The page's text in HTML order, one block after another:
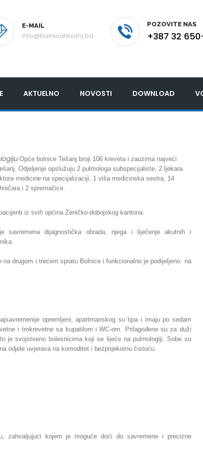
E-MAIL
info@bolnicatesanj.ba
POZOVITE NAS
+387 32
AKTUELNO NOVOSTI DOWNLOAD
Opće bolnice Tešanj broji 106 kreveta i zauzima najveći
Odjeljenje opslužuju 2 pulmologa subspecijaliste, 2 ljekara
medicine na specijalizaciji, 1 viša medicinska sestra, 14
i 2 spremačice.
iz svih općina Zeničko-dobojskog kantona.
savremena dijagnostička obrada, njega i liječenje akutnih i
na drugom i trećem spratu Bolnice i funkcionalno je podijeljeno na
opremljeni, apartmanskog su tipa i imaju po sedam
i trokrevetne sa kupatilom i WC-om. Prilagođene su za duži
je svojstveno bolesnicima koji se lijeće na pulmologiji. Sobe su
odjele uvjerava na komoditet i bezprijekornu čistoću.
zahvaljujući kojem je moguće doći do savremene i precizne